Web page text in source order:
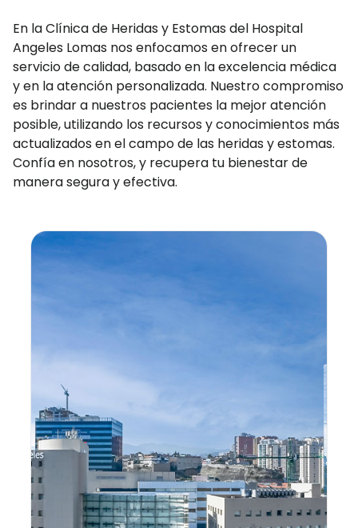
En la Clínica de Heridas y Estomas del Hospital
Angeles Lomas nos enfocamos en ofrecer un
servicio de calidad, basado en la excelencia médica
y en la atención personalizada. Nuestro compromiso
es brindar a nuestros pacientes la mejor atención
posible, utilizando los recursos y conocimientos más
actualizados en el campo de las heridas y estomas.
Confía en nosotros, y recupera tu bienestar de
manera segura y efectiva.